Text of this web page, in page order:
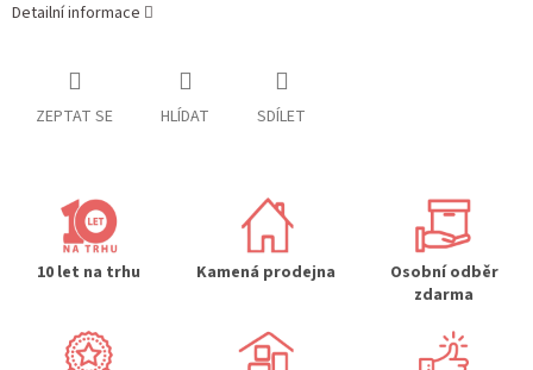
Detailní informace
ZEPTAT SE HLÍDAT SDÍLET
10 let na trhu Kamená prodejna
Osobní odběr
zdarma